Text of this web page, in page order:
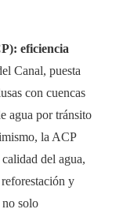
eficiencia
Canal, puesta
con cuencas
agua por tránsito
la ACP
del agua,
y
no solo